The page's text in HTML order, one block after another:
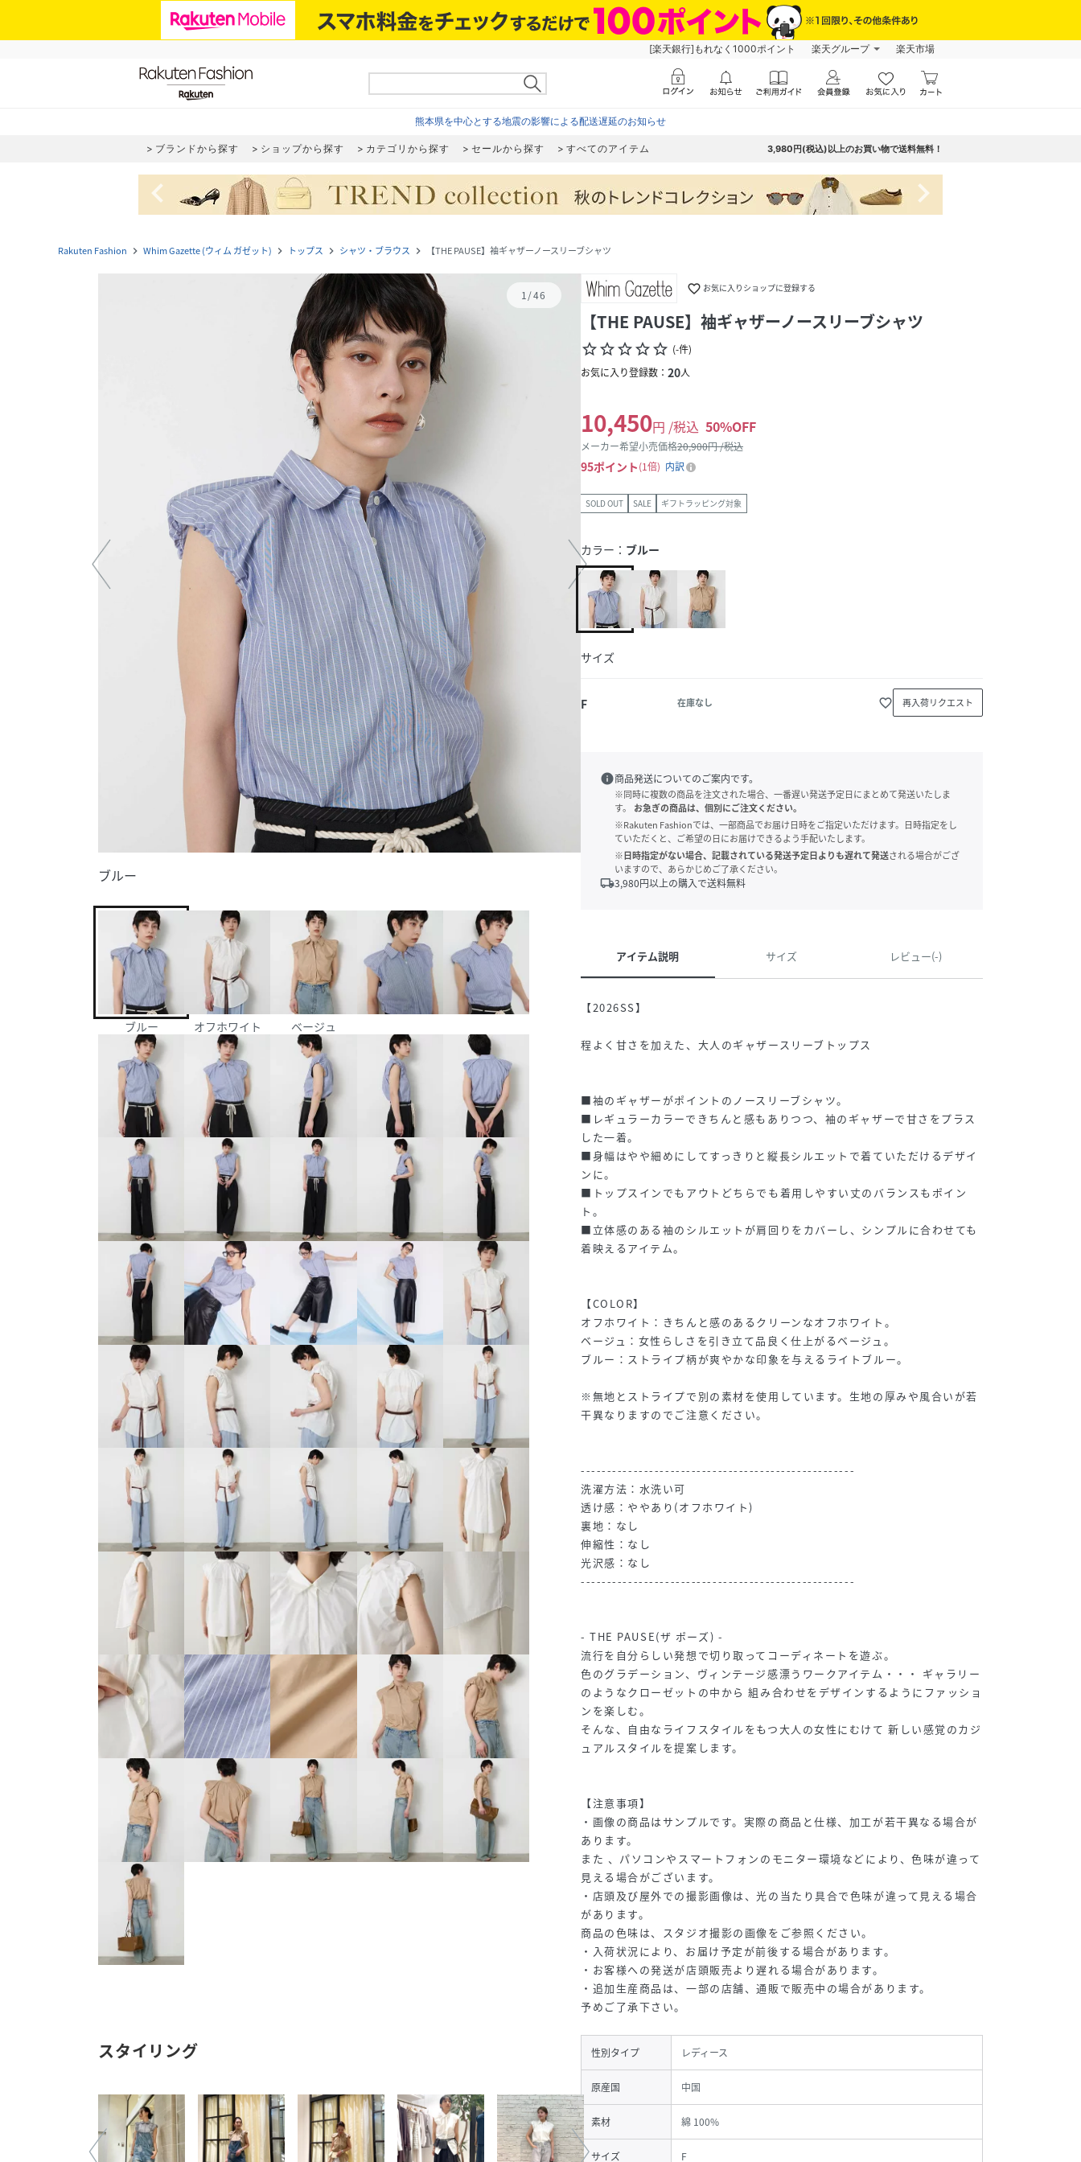
[楽天銀行]もれなく1000ポイント 楽天グループ 楽天市場
熊本県を中心とする地震の影響による配送遅延のお知らせ
ブランドから探す ショップから探す カテゴリから探す セールから探す すべてのアイテム 3,980円(税込)以上のお買い物で送料無料！
navigate_before navigate_next
Rakuten Fashion navigate_next Whim Gazette (ウィム ガゼット) navigate_next トップス navigate_next シャツ・ブラウス navigate_next 【THE PAUSE】袖ギャザーノースリーブシャツ
1/46
ブルー
ブルー オフホワイト ベージュ
スタイリング
favorite_border お気に入りショップに登録する
【THE PAUSE】袖ギャザーノースリーブシャツ
star_borderstar_borderstar_borderstar_borderstar_border (-件)
お気に入り登録数： 20人
10,450円 /税込 50%OFF
メーカー希望小売価格20,900円 /税込
95ポイント 1倍 内訳
SOLD OUT SALE ギフトラッピング対象
カラー： ブルー
サイズ
F 在庫なし favorite_border 再入荷リクエスト
info商品発送についてのご案内です。
※同時に複数の商品を注文された場合、一番遅い発送予定日にまとめて発送いたしま
す。
お急ぎの商品は、個別にご注文ください。
※Rakuten Fashionでは、一部商品でお届け日時をご指定いただけます。日時指定をし
ていただくと、ご希望の日にお届けできるよう手配いたします。
※日時指定がない場合、記載されている発送予定日よりも遅れて発送される場合がござ
いますので、あらかじめご了承ください。
local_shipping3,980円以上の購入で送料無料
アイテム説明 サイズ レビュー(-)
【2026SS】
程よく甘さを加えた、大人のギャザースリーブトップス
■袖のギャザーがポイントのノースリーブシャツ。
■レギュラーカラーできちんと感もありつつ、袖のギャザーで甘さをプラス
した一着。
■身幅はやや細めにしてすっきりと縦長シルエットで着ていただけるデザイ
ンに。
■トップスインでもアウトどちらでも着用しやすい丈のバランスもポイン
ト。
■立体感のある袖のシルエットが肩回りをカバーし、シンプルに合わせても
着映えるアイテム。
【COLOR】
オフホワイト：きちんと感のあるクリーンなオフホワイト。
ベージュ：女性らしさを引き立て品良く仕上がるベージュ。
ブルー：ストライプ柄が爽やかな印象を与えるライトブルー。
※無地とストライプで別の素材を使用しています。生地の厚みや風合いが若
干異なりますのでご注意ください。
----------------------------------------------------
洗濯方法：水洗い可
透け感：ややあり(オフホワイト)
裏地：なし
伸縮性：なし
光沢感：なし
----------------------------------------------------
- THE PAUSE(ザ ポーズ) -
流行を自分らしい発想で切り取ってコーディネートを遊ぶ。
色のグラデーション、ヴィンテージ感漂うワークアイテム・・・ ギャラリー
のようなクローゼットの中から 組み合わせをデザインするようにファッショ
ンを楽しむ。
そんな、自由なライフスタイルをもつ大人の女性にむけて 新しい感覚のカジ
ュアルスタイルを提案します。
【注意事項】
・画像の商品はサンプルです。実際の商品と仕様、加工が若干異なる場合が
あります。
また 、パソコンやスマートフォンのモニター環境などにより、色味が違って
見える場合がございます。
・店頭及び屋外での撮影画像は、光の当たり具合で色味が違って見える場合
があります。
商品の色味は、スタジオ撮影の画像をご参照ください。
・入荷状況により、お届け予定が前後する場合があります。
・お客様への発送が店頭販売より遅れる場合があります。
・追加生産商品は、一部の店舗、通販で販売中の場合があります。
予めご了承下さい。
性別タイプ レディース
原産国 中国
素材 綿 100%
サイズ F